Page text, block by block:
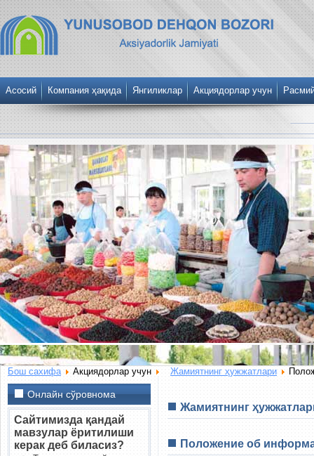
Асосий Компания ҳақида Янгиликлар Акциядорлар учун
Бош сахифа Акциядорлар учун Жамиятнинг ҳужжатлари
Онлайн сўровнома
Сайтимизда қандай
мавзулар ёритилиши
керак деб биласиз?
Жамиятнинг
Положение об